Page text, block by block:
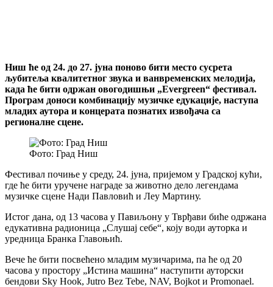
Ниш ће од 24. до 27. јуна поново бити место сусрета
љубитеља квалитетног звука и ванвременских мелодија,
када ће бити одржан овогодишњи „Evergreen“ фестивал.
Програм доноси комбинацију музичке едукације, наступа
младих аутора и концерата познатих извођача са
регионалне сцене.
Фото: Град Ниш
Фестивал почиње у среду, 24. јуна, пријемом у Градској кући,
где ће бити уручене награде за животно дело легендама
музичке сцене Нади Павловић и Леу Мартину.
Истог дана, од 13 часова у Павиљону у Тврђави биће одржана
едукативна радионица „Слушај себе“, коју води ауторка и
уредница Бранка Главоњић.
Вече ће бити посвећено младим музичарима, па ће од 20
часова у простору „Истина машина“ наступити ауторски
бендови Sky Hook, Jutro Bez Tebe, NAV, Bojkot и Promonael.